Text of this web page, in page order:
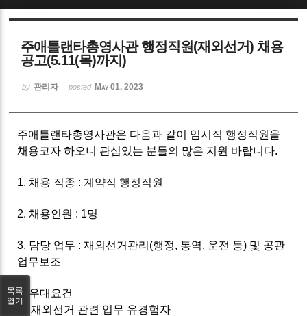
주애틀랜타총영사관 행정직원(재외선거) 채용
공고(5.11(목)까지)
by 관리자 posted May 01, 2023
주애틀랜타총영사관은 다음과 같이 임시직 행정직원을
채용코자 하오니 관심있는 분들의 많은 지원 바랍니다.
1. 채용 직종 : 계약직 행정직원
2. 채용인원 : 1명
3. 담당 업무 : 재외선거관리(행정, 통역, 운전 등) 및 공관
업무보조
4. 우대요건
재외선거 관련 업무 유경험자
목록
열기
Sketchbook5, 스케치북5
Sketchbook5, 스케치북5